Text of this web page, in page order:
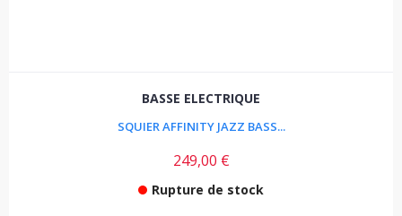
BASSE ELECTRIQUE
SQUIER AFFINITY JAZZ BASS...
249,00 €
Rupture de stock